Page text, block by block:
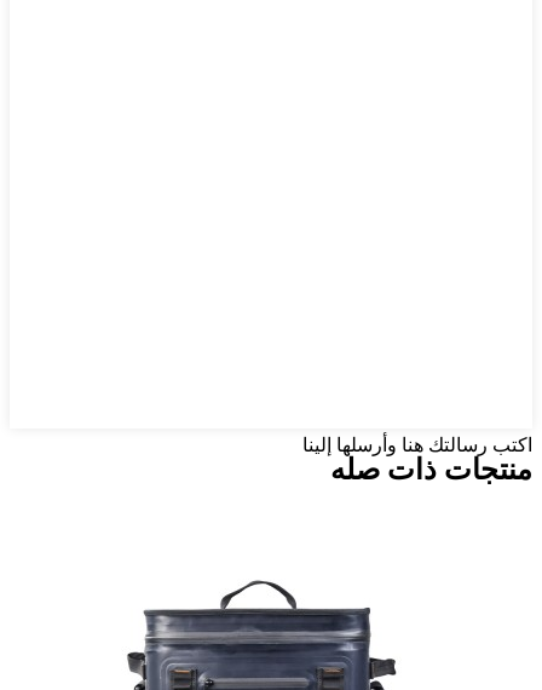
اكتب رسالتك هنا وأرسلها إلينا
منتجات ذات صله